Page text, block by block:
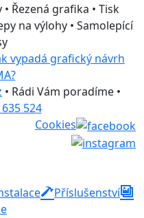
Řezená grafika • Tisk
na výlohy • Samolepící
vypadá grafický návrh
• Rádi Vám poradíme •
524
Cookies
Příslušenství